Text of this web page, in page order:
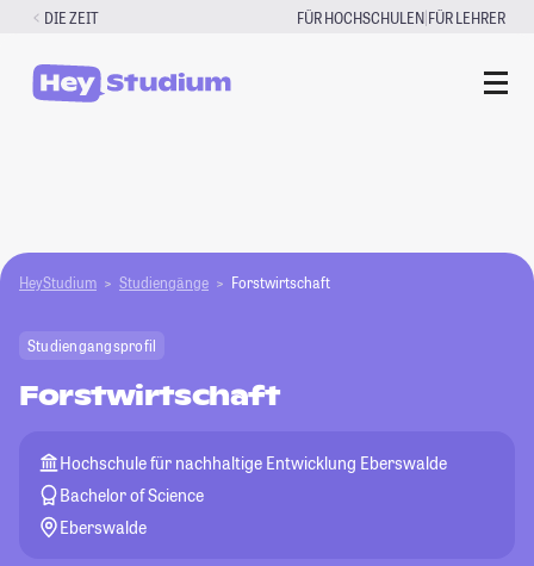
Zum
springen
DIE ZEIT FÜR HOCHSCHULEN|FÜR LEHRER
HeyStudium Studiengänge Forstwirtschaft
Studiengangsprofil
Forstwirtschaft
Hochschule für nachhaltige Entwicklung Eberswalde
Bachelor of Science
Eberswalde